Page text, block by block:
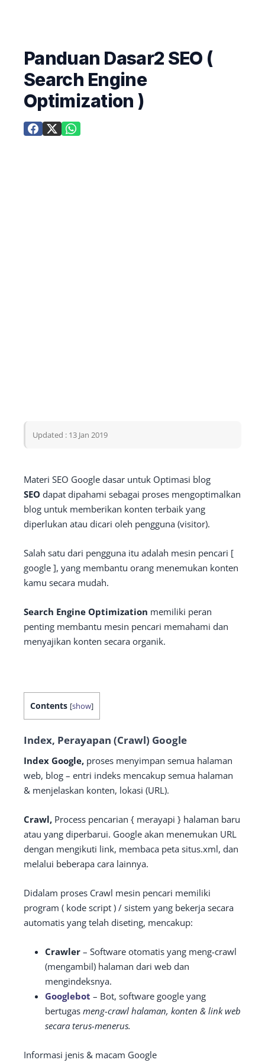
Panduan Dasar2 SEO (
Search Engine
Optimization )
Updated : 13 Jan 2019
Materi SEO Google dasar untuk Optimasi blog
SEO dapat dipahami sebagai proses mengoptimalkan
blog untuk memberikan konten terbaik yang
diperlukan atau dicari oleh pengguna (visitor).
Salah satu dari pengguna itu adalah mesin pencari [
google ], yang membantu orang menemukan konten
kamu secara mudah.
Search Engine Optimization memiliki peran
penting membantu mesin pencari memahami dan
menyajikan konten secara organik.
Contents [show]
Index, Perayapan (Crawl) Google
Index Google, proses menyimpan semua halaman
web, blog – entri indeks mencakup semua halaman
& menjelaskan konten, lokasi (URL).
Crawl, Process pencarian { merayapi } halaman baru
atau yang diperbarui. Google akan menemukan URL
dengan mengikuti link, membaca peta situs.xml, dan
melalui beberapa cara lainnya.
Didalam proses Crawl mesin pencari memiliki
program ( kode script ) / sistem yang bekerja secara
automatis yang telah diseting, mencakup:
Crawler – Software otomatis yang meng-crawl
(mengambil) halaman dari web dan
mengindeksnya.
Googlebot – Bot, software google yang
bertugas meng-crawl halaman, konten & link web
secara terus-menerus.
Informasi jenis & macam Google